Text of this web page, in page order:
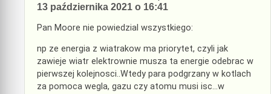
13 października 2021 o 16:41
Pan Moore nie powiedzial wszystkiego:
np ze energia z wiatrakow ma priorytet, czyli jak
zawieje wiatr elektrownie musza ta energie odebrac w
pierwszej kolejnosci..Wtedy para podgrzany w kotlach
za pomoca wegla, gazu czy atomu musi isc…w